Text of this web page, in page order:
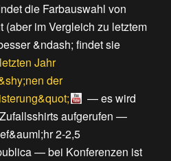
die Farbauswahl von
(aber im Vergleich zu letztem
&ndash; findet sie
Jahr
der
—es wird
aufgerufen —
2-2,5
—bei Konferenzen ist